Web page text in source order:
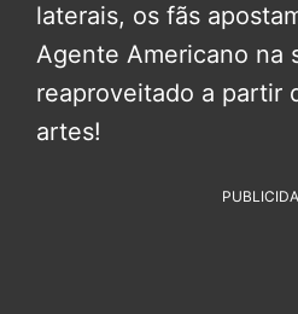
laterais, os fãs
Agente Americano na
reaproveitado a partir
artes!